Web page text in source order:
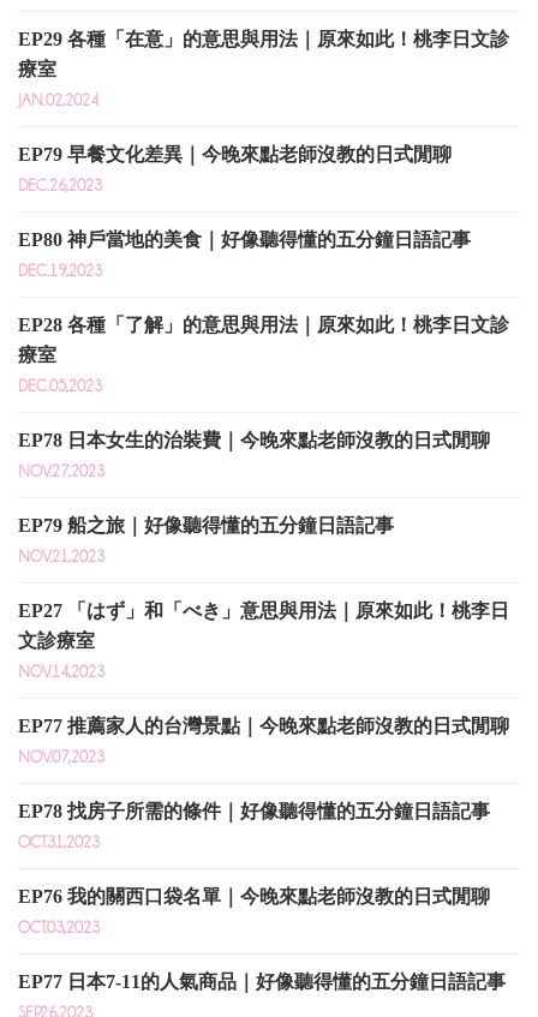
EP29 各種「在意」的意思與用法｜原來如此！桃李日文診
療室
JAN.02,2024
EP79 早餐文化差異｜今晚來點老師沒教的日式閒聊
DEC.26,2023
EP80 神戶當地的美食｜好像聽得懂的五分鐘日語記事
DEC.19,2023
EP28 各種「了解」的意思與用法｜原來如此！桃李日文診
療室
DEC.05,2023
EP78 日本女生的治裝費｜今晚來點老師沒教的日式閒聊
NOV.27,2023
EP79 船之旅｜好像聽得懂的五分鐘日語記事
NOV.21,2023
EP27 「はず」和「べき」意思與用法｜原來如此！桃李日
文診療室
NOV.14,2023
EP77 推薦家人的台灣景點｜今晚來點老師沒教的日式閒聊
NOV.07,2023
EP78 找房子所需的條件｜好像聽得懂的五分鐘日語記事
OCT.31,2023
EP76 我的關西口袋名單｜今晚來點老師沒教的日式閒聊
OCT.03,2023
EP77 日本7-11的人氣商品｜好像聽得懂的五分鐘日語記事
SEP.26,2023